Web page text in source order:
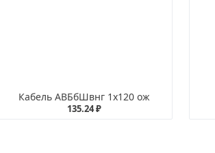
Кабель АВБбШвнг 1х120 ож
135.24 ₽